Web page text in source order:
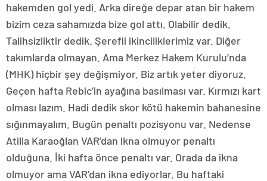
hakemden gol yedi. Arka direğe depar atan bir hakem
bizim ceza sahamızda bize gol attı. Olabilir dedik.
Talihsizliktir dedik. Şerefli ikinciliklerimiz var. Diğer
takımlarda olmayan. Ama Merkez Hakem Kurulu’nda
(MHK) hiçbir şey değişmiyor. Biz artık yeter diyoruz.
Geçen hafta Rebic’in ayağına basılması var. Kırmızı kart
olması lazım. Hadi dedik skor kötü hakemin bahanesine
sığınmayalım. Bugün penaltı pozisyonu var. Nedense
Atilla Karaoğlan VAR’dan ikna olmuyor penaltı
olduğuna. İki hafta önce penaltı var. Orada da ikna
olmuyor ama VAR’dan ikna ediyorlar. Bu haftaki